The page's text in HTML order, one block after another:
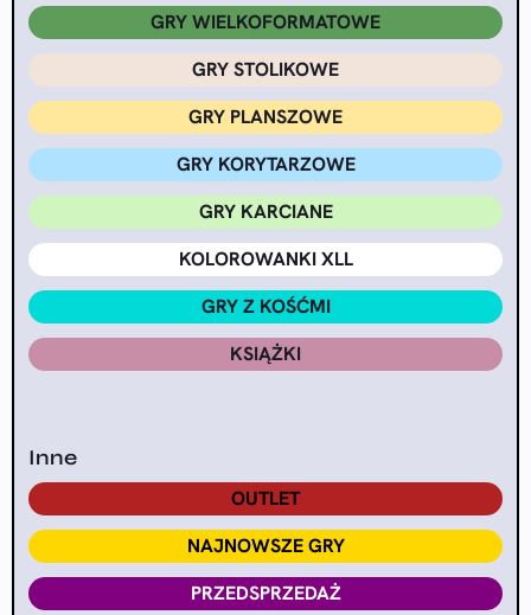
GRY WIELKOFORMATOWE
GRY STOLIKOWE
GRY PLANSZOWE
GRY KORYTARZOWE
GRY KARCIANE
KOLOROWANKI XLL
GRY Z KOŚĆMI
KSIĄŻKI
Inne
OUTLET
NAJNOWSZE GRY
PRZEDSPRZEDAŻ